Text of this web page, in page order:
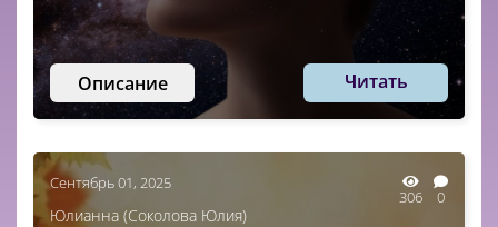
Описание Читать
Сентябрь 01, 2025
306 0
Юлианна (Соколова Юлия)